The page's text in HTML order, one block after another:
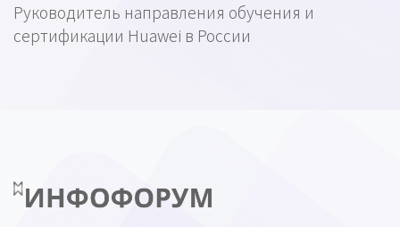
Руководитель направления обучения и
сертификации Huawei в России